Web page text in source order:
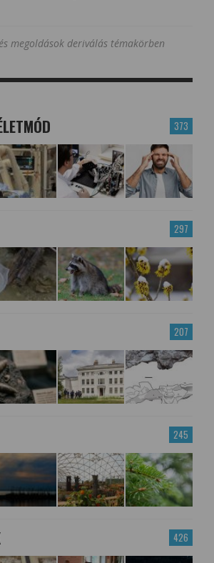
megoldások deriválás témakörben
373
297
207
245
426